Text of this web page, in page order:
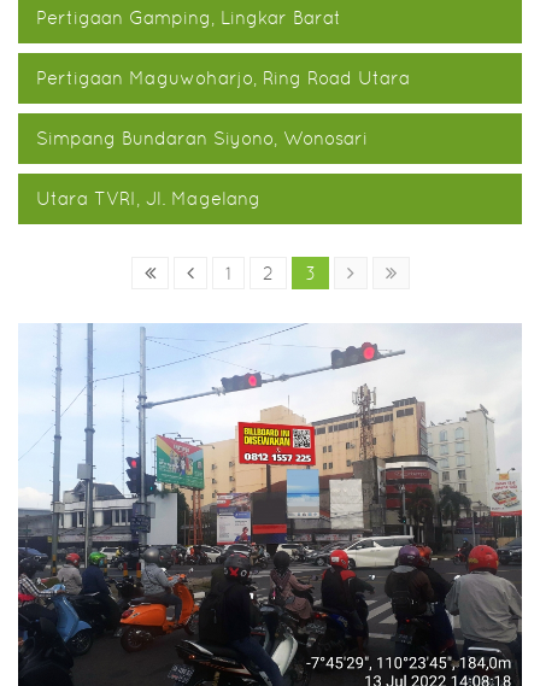
Pertigaan Gamping, Lingkar Barat
Pertigaan Maguwoharjo, Ring Road Utara
Simpang Bundaran Siyono, Wonosari
Utara TVRI, Jl. Magelang
1 2 3